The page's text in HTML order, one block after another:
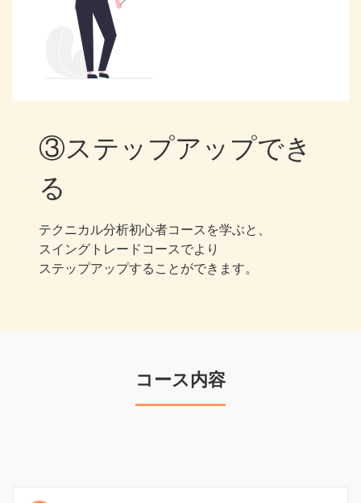
③ステップアップでき
る
テクニカル分析初心者コースを学ぶと、
スイングトレードコースでより
ステップアップすることができます。
コース内容